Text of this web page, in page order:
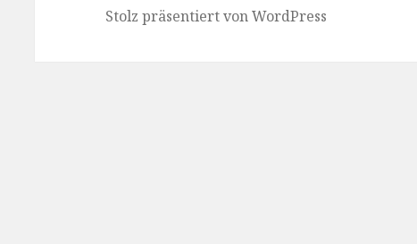
Stolz präsentiert von WordPress